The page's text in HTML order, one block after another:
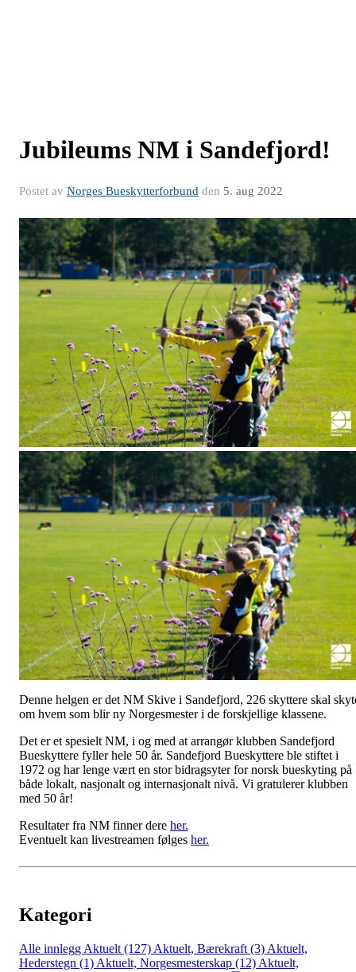
Jubileums NM i Sandefjord!
Postet av Norges Bueskytterforbund den 5. aug 2022
Denne helgen er det NM Skive i Sandefjord, 226 skyttere skal
om hvem som blir ny Norgesmester i de forskjellige klassene.
Det er et spesielt NM, i og med at arrangør klubben Sandefjord
Bueskyttere fyller hele 50 år. Sandefjord Bueskyttere ble stiftet i
1972 og har lenge vært en stor bidragsyter for norsk bueskyting på
både lokalt, nasjonalt og internasjonalt nivå. Vi gratulerer klubben
med 50 år!
Resultater fra NM finner dere her.
Eventuelt kan livestreamen følges her.
Kategori
Alle innlegg Aktuelt (127) Aktuelt, Bærekraft (3) Aktuelt,
Hederstegn (1) Aktuelt, Norgesmesterskap (12) Aktuelt,